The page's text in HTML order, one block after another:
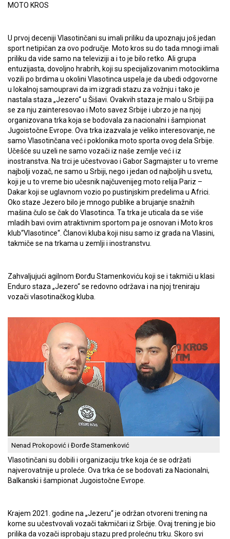
MOTO KROS
U prvoj deceniji Vlasotinčani su imali priliku da upoznaju još jedan
sport netipičan za ovo područje. Moto kros su do tada mnogi imali
priliku da vide samo na televiziji a i to je bilo retko. Ali grupa
entuzijasta, dovoljno hrabrih, koji su specijalizovanim motociklima
vozili po brdima u okolini Vlasotinca uspela je da ubedi odgovorne
u lokalnoj samoupravi da im izgradi stazu za vožnju i tako je
nastala staza „Jezero“ u Šišavi. Ovakvih staza je malo u Srbiji pa
se za nju zainteresovao i Moto savez Srbije i ubrzo je na njoj
organizovana trka koja se bodovala za nacionalni i šampionat
Jugoistočne Evrope. Ova trka izazvala je veliko interesovanje, ne
samo Vlasotinčana već i poklonika moto sporta ovog dela Srbije.
Učešće su uzeli ne samo vozači iz naše zemlje već i iz
inostranstva. Na trci je učestvovao i Gabor Sagmajster u to vreme
najbolji vozač, ne samo u Srbiji, nego i jedan od najboljih u svetu,
koji je u to vreme bio učesnik najčuvenijeg moto relija Pariz –
Dakar koji se uglavnom vozio po pustinjskim predelima u Africi.
Oko staze Jezero bilo je mnogo publike a brujanje snažnih
mašina čulo se čak do Vlasotinca. Ta trka je uticala da se više
mladih bavi ovim atraktivnim sportom pa je osnovan i Moto kros
klub“Vlasotince“. Članovi kluba koji nisu samo iz grada na Vlasini,
takmiče se na trkama u zemlji i inostranstvu.
Zahvaljujući agilnom Đorđu Stamenkoviću koji se i takmiči u klasi
Enduro staza „Jezero“ se redovno održava i na njoj treniraju
vozači vlasotinačkog kluba.
Nenad Prokopović i Đorđe Stamenković
Vlasotinčani su dobili i organizaciju trke koja će se održati
najverovatnije u proleće. Ova trka će se bodovati za Nacionalni,
Balkanski i šampionat Jugoistočne Evrope.
Krajem 2021. godine na „Jezeru“ je održan otvoreni trening na
kome su učestvovali vozači takmičari iz Srbije. Ovaj trening je bio
prilika da vozači isprobaju stazu pred prolećnu trku. Skoro svi